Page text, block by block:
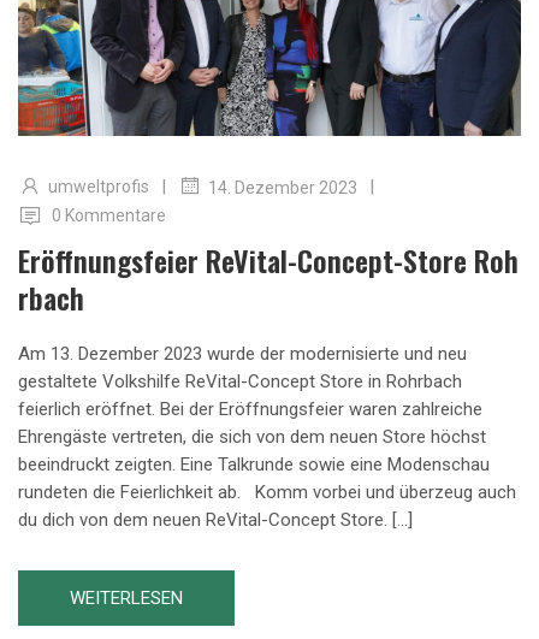
umweltprofis 14. Dezember 2023
0 Kommentare
Eröffnungsfeier ReVital-Concept-Store Roh
Rbach
Am 13. Dezember 2023 wurde der modernisierte und neu
gestaltete Volkshilfe ReVital-Concept Store in Rohrbach
feierlich eröffnet. Bei der Eröffnungsfeier waren zahlreiche
Ehrengäste vertreten, die sich von dem neuen Store höchst
beeindruckt zeigten. Eine Talkrunde sowie eine Modenschau
rundeten die Feierlichkeit ab. Komm vorbei und überzeug auch
du dich von dem neuen ReVital-Concept Store. […]
WEITERLESEN